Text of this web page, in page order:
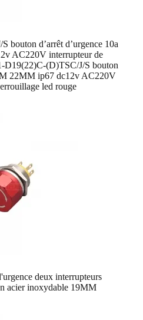
bouton d’arrêt d’urgence 10a
AC220V interrupteur de
D19(22)C-(D)TSC/J/S bouton
22MM ip67 dc12v AC220V
led rouge
deux interrupteurs
acier inoxydable 19MM